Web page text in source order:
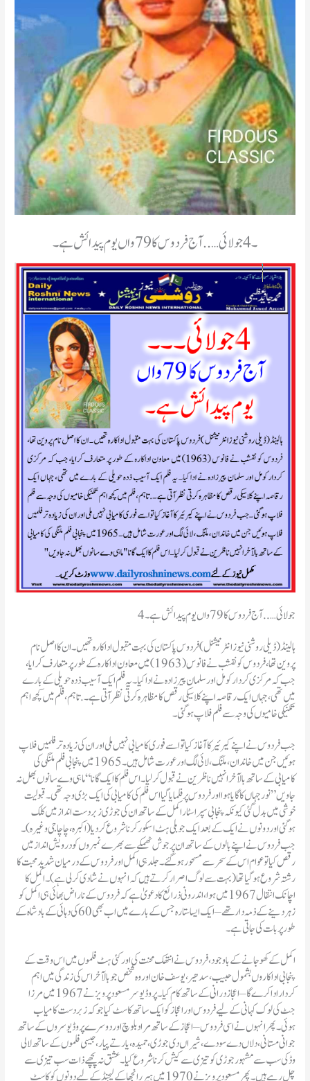
۔4 جولائی….. آج فردوس کا 79 واں یوم پیدائش ہے۔
4 جولائی….. آج فردوس کا 79 واں یوم پیدائش ہے۔
ہالینڈ(ڈیلی روشنی نیوزانٹرنیشنل )فردوس پاکستان کی بہت مقبول اداکارہ تھیں۔ ان کا اصل نام
پروین تھا، فردوس کو نقشب نے فانوس (1963) میں معاون اداکارہ کے طور پر متعارف کرایا،
جب کہ مرکزی کردار کومل اور سلمان پیرزادہ نے ادا کیا۔ یہ فلم ایک آسیب ذدہ حویلی کے بارے
میں تھی، جہاں ایک رقاصہ اپنے کلاسیکی رقص کا مظاہرہ کرتی نظر آتی ہے۔ . تاہم، فلم میں کچھ اہم
تکنیکی خامیوں کی وجہ سے فلم فلاپ ہوگئی۔
جب فردوس نے اپنے کیرئیر کا آغاز کیا تو اسے فوری کامیابی نہیں ملی اور ان کی زیادہ تر فلمیں فلاپ
ہوئیں جن میں خاندان، ملنگ، لائی لگ اور عورت شامل ہیں۔ 1965 میں پنجابی فلم ملنگی کی
کامیابی کے ساتھ بالآخر انہیں ناظرین نے قبول کرلیا۔ اس فلم کا ایک گانا “ماہی وے سانوں بھل نہ
جاویں” نور جہاں کا گایا ہوا اور فردوس پر فلمایا گیا اس فلم کی کامیابی کی ایک بڑی وجہ تھی۔ قبولیت
خوشی میں بدل گئی کیونکہ پنجابی سپر اسٹار اکمل کے ساتھ ان کی جوڑی زبردست انداز میں کلک
ہوگئی اور دونوں نے ایک کے بعد ایک جوبلی ہٹ اسکور کرنا شروع کر دیا (اکبرہ، چاچا جی وغیرہ)۔
جب فردوس نے اپنے بالوں کے ساتھ ان پرجوش ٹھمکے سے بھرے نمبروں کو درویش انداز میں
رقص کیا تو عوام اس کے سحر سے مسحور ہو گئے۔ جلد ہی اکمل اور فردوس کے درمیان شدید محبت کا
رشتہ شروع ہو گیا تھا (بہت سے لوگ اصرار کرتے ہیں کہ انہوں نے شادی کر لی ہے)۔ اکمل کا
اچانک انتقال 1967 میں ہوا، اندرونی ذرائع کا دعویٰ ہے کہ فردوس کے ناراض بھائی ہی اکمل کو
زہر دینے کے ذمہ دار تھے – ایک ایسا ستارہ جس کے بارے میں اب بھی 60 کی دہائی کے بادشاہ کے
طور پر بات کی جاتی ہے۔
اکمل کے کھو جانے کے باوجود، فردوس نے انتھک محنت کی اور کئی ہٹ فلموں میں اس وقت کے
پنجابی اداکاروں بشمول حبیب، سدھیر، یوسف خان اور وہ شخص جو بالآخر اس کی زندگی میں اہم
کردار ادا کرے گا – اعجاز درانی کے ساتھ کام کیا۔ پروڈیوسر مسعود پرویز نے 1967 میں مرزا
جٹ کی لوک کہانی کے لیے فردوس اور اعجاز کو ایک ساتھ کاسٹ کیا جو کہ زبردست کامیاب
ہوئی۔ پھر انہوں نے اسی فردوس – اعجاز کے ساتھ مراد بلوچ اور دوسرے پروڈیوسروں کے ساتھ
جوانی مستانی، دلاں دے سودے، شیراں دی جوڑ ی، حمیدہ، یار تے پیار، جیسی فلموں کے ساتھ لالی
وڈ کی سب سے مشہور جوڑی کو تیزی سے کیش کرنا شروع کیا۔ عشق نہ پچھے ذات سب تیزی سے
چل رہے ہیں۔ پھر مسعود پرویز نے 1970 میں ہیر رانجھا کے لیجنڈ کے لیے دونوں کو کاسٹ